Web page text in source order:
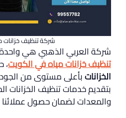
شركة تنظيف خزانات
شركة العربي الذهبي هي
تنظيف خزانات مياه في الكويت،
الخزاناتبأعلى مستوى من
بتقديم خدمات تنظيف الخزانات
والمعدات لضمان حصول